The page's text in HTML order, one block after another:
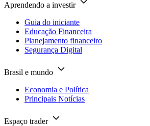
Aprendendo a investir
Guia do iniciante
Educação Financeira
Planejamento financeiro
Segurança Digital
Brasil e mundo
Economia e Política
Principais Notícias
Espaço trader